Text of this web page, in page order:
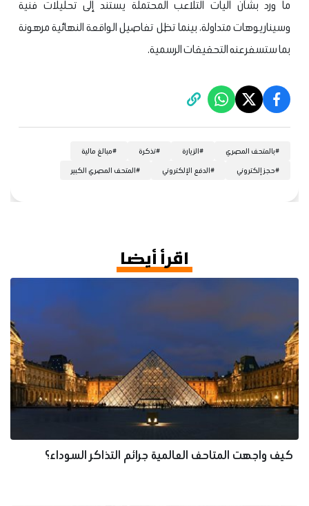
ما ورد بشأن آليات التلاعب المحتملة يستند إلى تحليلات فنية
وسيناريوهات متداولة، بينما تظل تفاصيل الواقعة النهائية مرهونة
بما ستسفر عنه التحقيقات الرسمية.
#بالمتحف المصري #الزيارة #تذكرة #مبالغ مالية
#حجز إلكتروني #الدفع الإلكتروني #المتحف المصري الكبير
اقرأ أيضا
كيف واجهت المتاحف العالمية جرائم التذاكر السوداء؟